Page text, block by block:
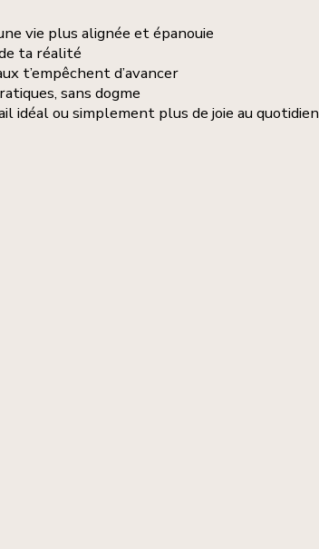
vie plus alignée et épanouie
ta réalité
t’empêchent d’avancer
sans dogme
idéal ou simplement plus de joie au quotidien